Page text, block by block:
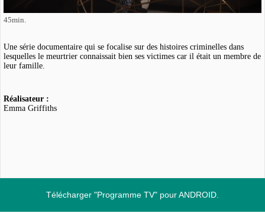
45min.
Une série documentaire qui se focalise sur des histoires criminelles dans
lesquelles le meurtrier connaissait bien ses victimes car il était un membre de
leur famille.
Réalisateur :
Emma Griffiths
Télécharger "Programme TV" pour ANDROID.